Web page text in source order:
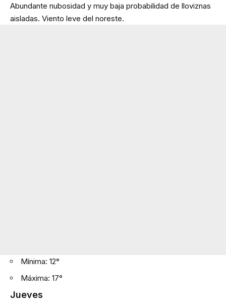
Abundante nubosidad y muy baja probabilidad de lloviznas
aisladas. Viento leve del noreste.
Mínima: 12°
Máxima: 17°
Jueves